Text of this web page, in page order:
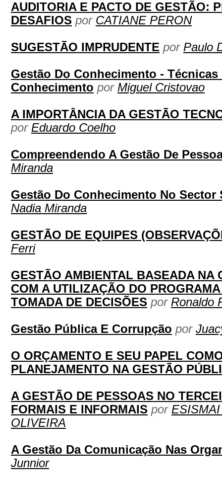
AUDITORIA E PACTO DE GESTÃO:
DESAFIOS por CATIANE PERON
SUGESTÃO IMPRUDENTE por Paulo
Gestão Do Conhecimento - Técnicas
Conhecimento por Miguel Cristovao
A IMPORTÂNCIA DA GESTÃO
por Eduardo Coelho
Compreendendo A Gestão De
Miranda
Gestão Do Conhecimento No Sector
Nadia Miranda
GESTÃO DE EQUIPES
Ferri
GESTÃO AMBIENTAL BASEADA NA
COM A UTILIZAÇÃO DO
TOMADA DE DECISÕES por Ronaldo
Gestão Pública E Corrupção por
O ORÇAMENTO E SEU PAPEL
PLANEJAMENTO NA GESTÃO
A GESTÃO DE PESSOAS NO
FORMAIS E INFORMAIS por
OLIVEIRA
A Gestão Da Comunicação Nas
Junnior